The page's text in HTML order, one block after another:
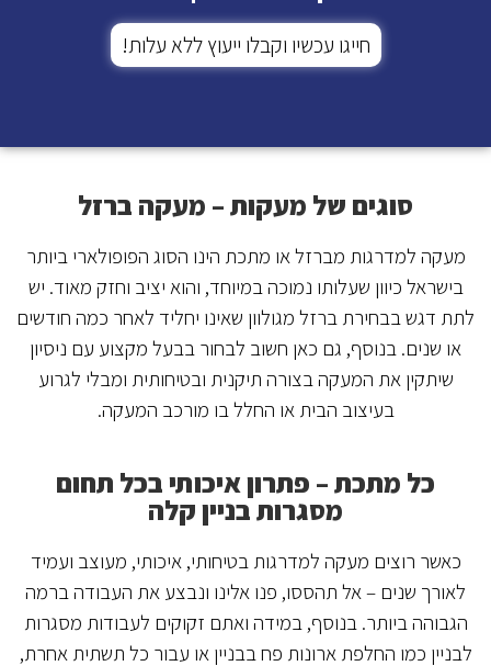
חייגו עכשיו וקבלו ייעוץ ללא עלות!
סוגים של מעקות – מעקה ברזל
מעקה למדרגות מברזל או מתכת הינו הסוג הפופולארי ביותר
בישראל כיוון שעלותו נמוכה במיוחד, והוא יציב וחזק מאוד. יש
לתת דגש בבחירת ברזל מגולוון שאינו יחליד לאחר כמה חודשים
או שנים. בנוסף, גם כאן חשוב לבחור בבעל מקצוע עם ניסיון
שיתקין את המעקה בצורה תיקנית ובטיחותית ומבלי לגרוע
בעיצוב הבית או החלל בו מורכב המעקה.
כל מתכת– פתרון איכותי בכל תחום
מסגרות בניין קלה
כאשר רוצים מעקה למדרגות בטיחותי, איכותי, מעוצב ועמיד
לאורך שנים – אל תהססו, פנו אלינו ונבצע את העבודה ברמה
הגבוהה ביותר. בנוסף, במידה ואתם זקוקים לעבודות מסגרות
לבניין כמו החלפת ארונות פח בבניין או עבור כל תשתית אחרת,